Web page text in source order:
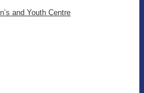
and Youth Centre